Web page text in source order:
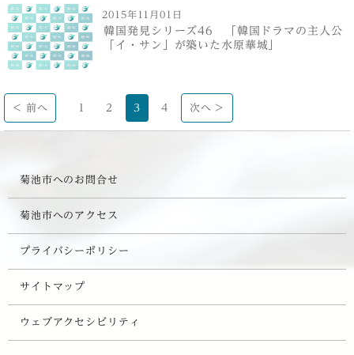
2015年11月01日
韓国発見シリーズ46 「韓国ドラマの主人公
「イ・サン」が築いた水原華城」
< 前へ 1 2 3 4 次へ >
菊池市へのお問合せ
菊池市へのアクセス
プライバシーポリシー
サイトマップ
ウェブアクセシビリティ